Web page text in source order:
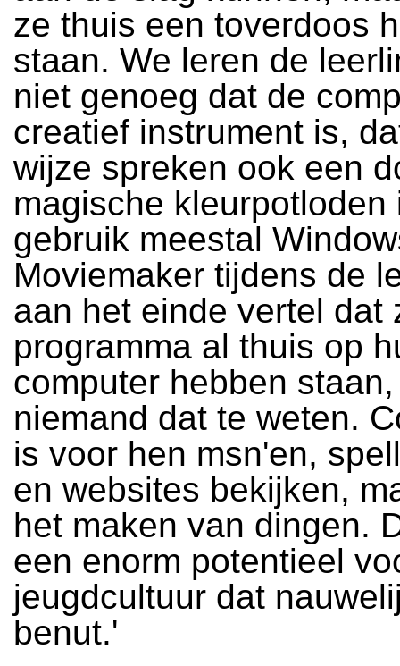
ze thuis een toverdoos
staan. We leren de
niet genoeg dat de
creatief instrument is,
wijze spreken ook een
magische kleurpotloden
gebruik meestal
Moviemaker tijdens de
aan het einde vertel dat
programma al thuis op
computer hebben
niemand dat te weten.
is voor hen msn'en,
en websites bekijken,
het maken van dingen.
een enorm potentieel
jeugdcultuur dat
benut.'